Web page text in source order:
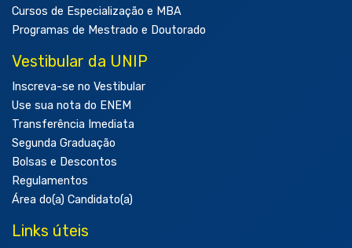
Cursos de Especialização e MBA
Programas de Mestrado e Doutorado
Vestibular da UNIP
Inscreva-se no Vestibular
Use sua nota do ENEM
Transferência Imediata
Segunda Graduação
Bolsas e Descontos
Regulamentos
Área do(a) Candidato(a)
Links úteis